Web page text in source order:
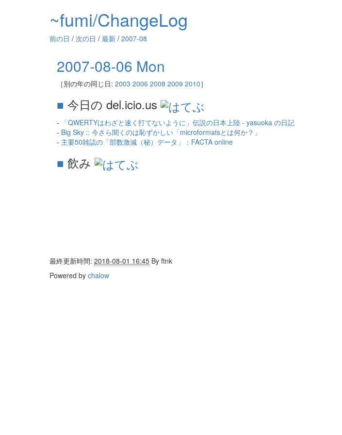
~fumi/ChangeLog
前の日 / 次の日 / 最新 / 2007-08
2007-08-06 Mon
［別の年の同じ日: 2003 2006 2008 2009 2010］
■ 今日の del.icio.us
-
「QWERTYはわざと速く打てないように」伝説の日本上陸 - yasuoka の日記
- Big Sky :: 今さら聞くのは恥ずかしい「microformatsとは何か？」
- 主要50雑誌の「部数激減（秘）データ」：FACTA online
■ 飲み
最終更新時間: 2018-08-01 16:45 By ftnk
Powered by chalow